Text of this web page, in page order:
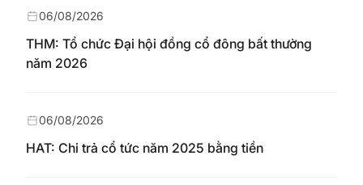
THM: Tổ chức Đại hội đồng cổ đông bất thường
năm 2026
06/08/2026
HAT: Chi trả cổ tức năm 2025 bằng tiền
06/08/2026